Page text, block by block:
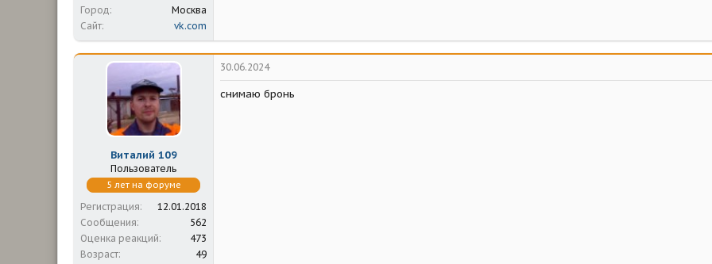
Город
Москва
Сайт
vk.com
Виталий 109
Пользователь
5 лет на форуме
Регистрация
12.01.2018
Сообщения
562
Оценка реакций
473
Возраст
49
30.06.2024
снимаю бронь